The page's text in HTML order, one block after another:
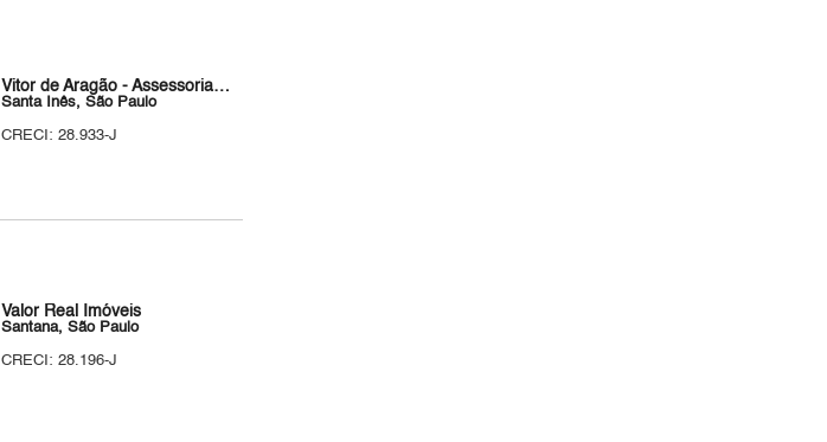
Vitor de Aragão - Assessoria Imobiliária
Santa Inês, São Paulo
CRECI: 28.933-J
Valor Real Imóveis
Santana, São Paulo
CRECI: 28.196-J